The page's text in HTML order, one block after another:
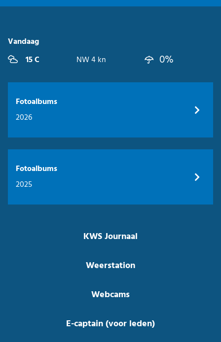
Vandaag
15 C
NW 4 kn 0%
Fotoalbums
2026
Fotoalbums
2025
KWS Journaal
Weerstation
Webcams
E-captain (voor leden)